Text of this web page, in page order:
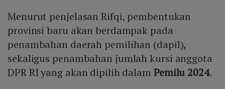
Menurut penjelasan Rifqi, pembentukan
provinsi baru akan berdampak pada
penambahan daerah pemilihan (dapil),
sekaligus penambahan jumlah kursi anggota
DPR RI yang akan dipilih dalam Pemilu 2024.